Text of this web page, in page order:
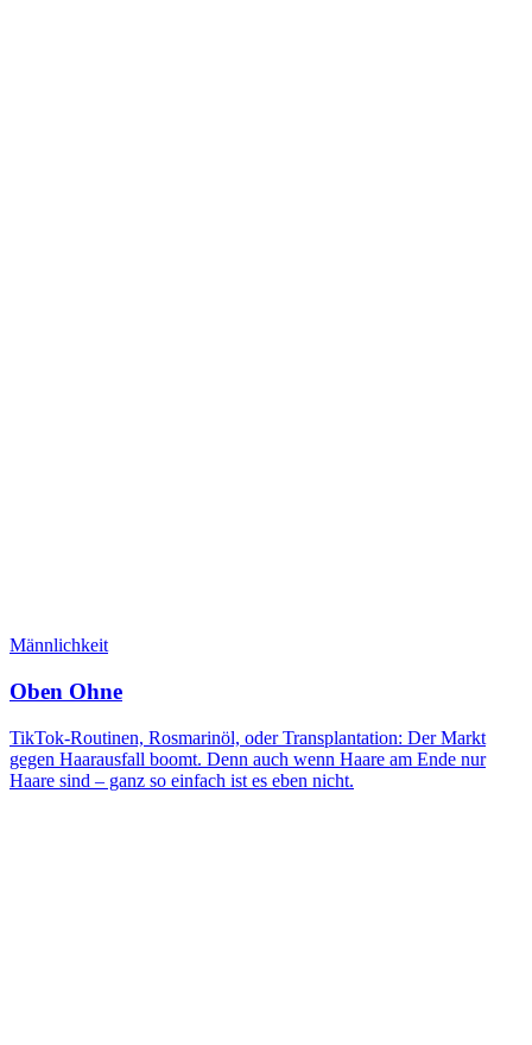
Männlichkeit
Oben Ohne
TikTok-Routinen, Rosmarinöl, oder Transplantation: Der Markt
gegen Haarausfall boomt. Denn auch wenn Haare am Ende nur
Haare sind – ganz so einfach ist es eben nicht.